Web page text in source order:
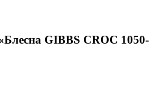
GIBBS CROC 1050-